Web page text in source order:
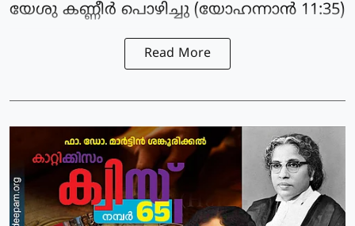
യേശു കണ്ണീർ പൊഴിച്ചു (യോഹന്നാൻ 11:35)
Read More